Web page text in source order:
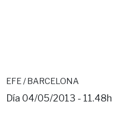
EFE / BARCELONA
Día 04/05/2013 - 11.48h